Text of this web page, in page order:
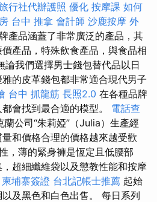
行社代辦護照 優化 按摩課 如何
台中 推拿 會計師 沙鹿按摩 外
產品涵蓋了非常廣泛的產品，其
產品，特殊飲食產品，與食品相
論我們選擇男士錢包替代品以日
的皮革錢包都非常適合現代男子
台中 抓龍筋 長照2.0 在各種品牌
會找到最合適的模型。 電話查
蘭公司“朱莉婭”（Julia）生產經
和價格合理的價格越來越受歡
，薄的緊身褲是恆定且低腰部
超細纖維袋以及懲教性能和按摩
柬埔寨簽證 台北記帳士推薦 起始
及黑色和白色出售。 每日系列